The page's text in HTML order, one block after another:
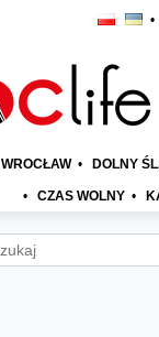
•
WROCŁAW • DOLNY
• CZAS WOLNY •